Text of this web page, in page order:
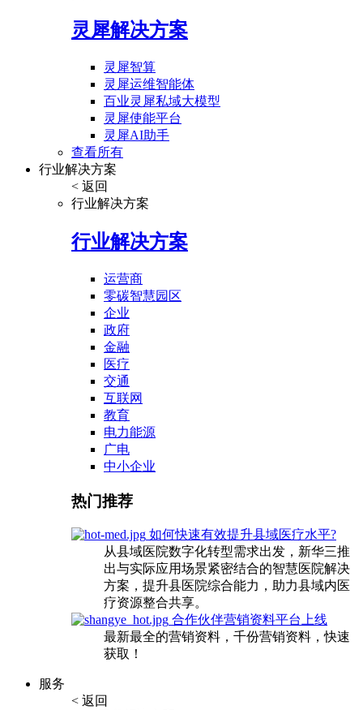
灵犀解决方案
灵犀智算
灵犀运维智能体
百业灵犀私域大模型
灵犀使能平台
灵犀AI助手
查看所有
行业解决方案
< 返回
行业解决方案
行业解决方案
运营商
零碳智慧园区
企业
政府
金融
医疗
交通
互联网
教育
电力能源
广电
中小企业
热门推荐
如何快速有效提升县域医疗水平?
从县域医院数字化转型需求出发，新华三推
出与实际应用场景紧密结合的智慧医院解决
方案，提升县医院综合能力，助力县域内医
疗资源整合共享。
合作伙伴营销资料平台上线
最新最全的营销资料，千份营销资料，快速
获取！
服务
< 返回